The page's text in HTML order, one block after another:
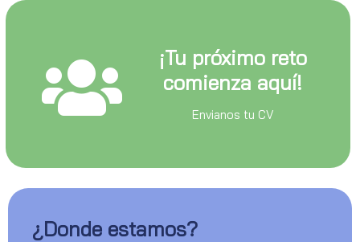
¡Tu próximo reto
comienza aquí!
Envianos tu CV
¿Donde estamos?